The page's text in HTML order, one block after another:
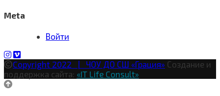
Meta
Войти
Copyright 2022 | ЧОУ ДО СШ «Грация» Создание и
поддержка сайта: «IT Life Consult»